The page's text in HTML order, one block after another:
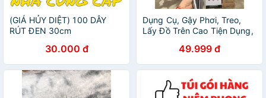
(GIÁ HỦY DIỆT) 100 DÂY
RÚT ĐEN 30cm
30.000 đ
Dụng Cụ, Gậy Phơi, Treo,
Lấy Đồ Trên Cao Tiện Dụng,
49.999 đ